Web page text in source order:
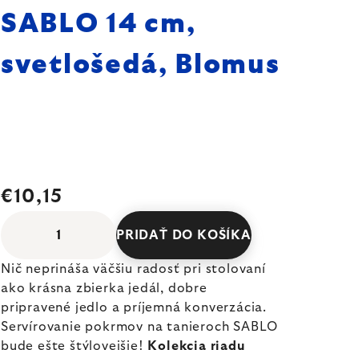
SABLO 14 cm,
svetlošedá, Blomus
€10,15
PRIDAŤ DO KOŠÍKA
Nič neprináša väčšiu radosť pri stolovaní
ako krásna zbierka jedál, dobre
pripravené jedlo a príjemná konverzácia.
Servírovanie pokrmov na tanieroch SABLO
bude ešte štýlovejšie!
Kolekcia riadu